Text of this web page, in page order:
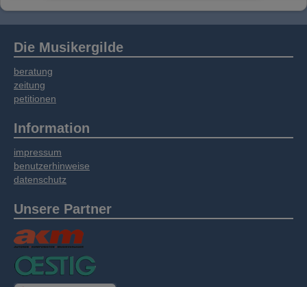
weitergegeben. Unsere Partner führen diese
Informationen möglicherweise mit weiteren
Daten zusammen, die Sie bereitgestellt haben
oder die sie im Rahmen Ihrer Nutzung der
Die Musikergilde
beratung
zeitung
petitionen
Information
impressum
benutzerhinweise
datenschutz
Unsere Partner